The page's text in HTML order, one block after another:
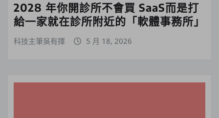
2028 年你開診所不會買 SaaS而是打
給一家就在診所附近的「軟體事務所」
科技主筆吳有擇 5 月 18, 2026